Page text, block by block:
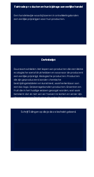
Fairtrade producten en hun bijdrage aan eerlijke handel
Een handelswijze waarbij boeren in ontwikkelingslanden
een eerlijke prijs krijgen voor hun producten.
Definitielijst
Duurzaam winkelen: Het kopen van producten die een kleine
ecologische voetafdruk hebben en waarvoor de producent
een eerlijke prijs krijgt. Biologische producten: Producten
die zijn geproduceerd zonder chemische
bestrijdingsmiddelen en kunstmest, vaak herkenbaar aan
een bio-logo. Seizoensgebonden producten: Groenten en
fruit die in het huidige seizoen geoogst worden, wat vaak
betekent dat ze niet van ver hoeven te komen en verser zijn.
Vleesvervangers: Producten die gebruikt kunnen worden als
eten: Voedsel dat in België of de eigen regio is
geproduceerd, wat transportafstanden vermindert.
Schrijf 3 dingen op die je deze les hebt geleerd.